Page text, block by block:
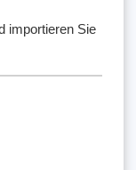
importieren Sie